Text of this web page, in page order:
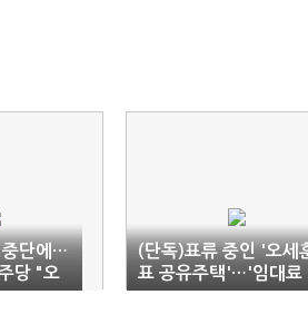
중단에…
당 "오
(단독)표류 중인 '오세
표 공유주택'…'임대료
현실화' 만지작